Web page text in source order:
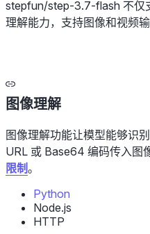
stepfun/step-3.7-flash 不仅
理解能力，支持图像和视频输
图像理解
图像理解功能让模型能够识
URL 或 Base64 编码传入图
限制。
Python
Node.js
HTTP